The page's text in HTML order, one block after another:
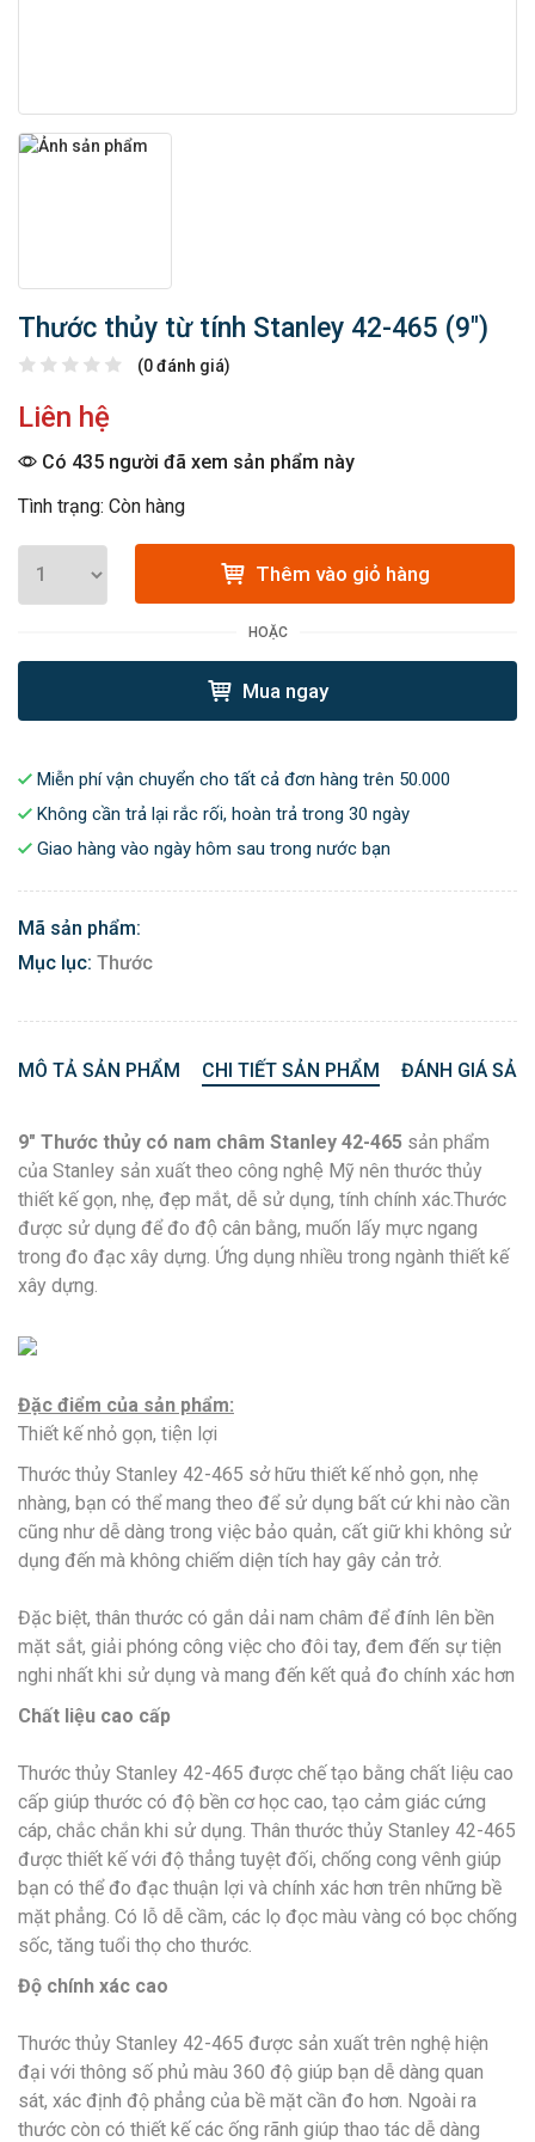
Thước thủy từ tính Stanley 42-465 (9″)
(0 đánh giá)
Liên hệ
Có 435 người đã xem sản phẩm này
Tình trạng: Còn hàng
Thêm vào giỏ hàng
HOẶC
Mua ngay
Miễn phí vận chuyển cho tất cả đơn hàng trên 50.000
Không cần trả lại rắc rối, hoàn trả trong 30 ngày
Giao hàng vào ngày hôm sau trong nước bạn
Mã sản phẩm:
Mục lục: Thước
MÔ TẢ SẢN PHẨM CHI TIẾT SẢN PHẨM ĐÁNH GIÁ
9″ Thước thủy có nam châm Stanley 42-465 sản phẩm
của Stanley sản xuất theo công nghệ Mỹ nên thước thủy
thiết kế gọn, nhẹ, đẹp mắt, dễ sử dụng, tính chính xác.Thước
được sử dụng để đo độ cân bằng, muốn lấy mực ngang
trong đo đạc xây dựng. Ứng dụng nhiều trong ngành thiết kế
xây dựng.
Đặc điểm của sản phẩm:
Thiết kế nhỏ gọn, tiện lợi
Thước thủy Stanley 42-465 sở hữu thiết kế nhỏ gọn, nhẹ
nhàng, bạn có thể mang theo để sử dụng bất cứ khi nào cần
cũng như dễ dàng trong việc bảo quản, cất giữ khi không sử
dụng đến mà không chiếm diện tích hay gây cản trở.
Đặc biệt, thân thước có gắn dải nam châm để đính lên bền
mặt sắt, giải phóng công việc cho đôi tay, đem đến sự tiện
nghi nhất khi sử dụng và mang đến kết quả đo chính xác hơn
Chất liệu cao cấp
Thước thủy Stanley 42-465 được chế tạo bằng chất liệu cao
cấp giúp thước có độ bền cơ học cao, tạo cảm giác cứng
cáp, chắc chắn khi sử dụng. Thân thước thủy Stanley 42-465
được thiết kế với độ thẳng tuyệt đối, chống cong vênh giúp
bạn có thể đo đạc thuận lợi và chính xác hơn trên những bề
mặt phẳng. Có lỗ dễ cầm, các lọ đọc màu vàng có bọc chống
sốc, tăng tuổi thọ cho thước.
Độ chính xác cao
Thước thủy Stanley 42-465 được sản xuất trên nghệ hiện
đại với thông số phủ màu 360 độ giúp bạn dễ dàng quan
sát, xác định độ phẳng của bề mặt cần đo hơn. Ngoài ra
thước còn có thiết kế các ống rãnh giúp thao tác dễ dàng